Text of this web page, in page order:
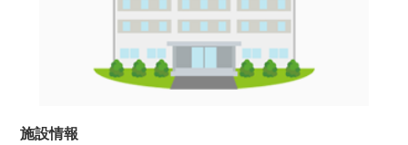
施設情報